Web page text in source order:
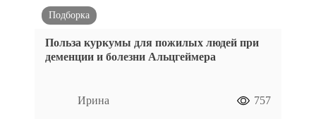
Подборка
Польза куркумы для пожилых людей при
деменции и болезни Альцгеймера
Ирина 757